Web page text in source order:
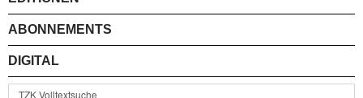
ABONNEMENTS
DIGITAL